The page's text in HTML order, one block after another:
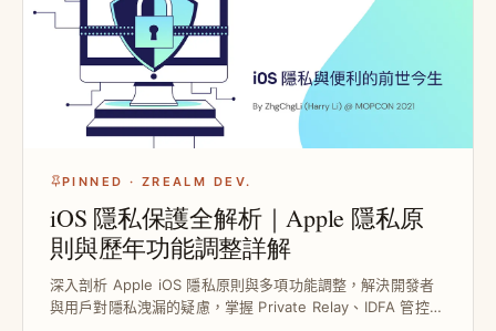
PINNED · ZREALM DEV.
iOS 隱私保護全解析｜Apple 隱私原
則與歷年功能調整詳解
深入剖析 Apple iOS 隱私原則與多項功能調整，解決開發者
與用戶對隱私洩漏的疑慮，掌握 Private Relay、IDFA 管控、